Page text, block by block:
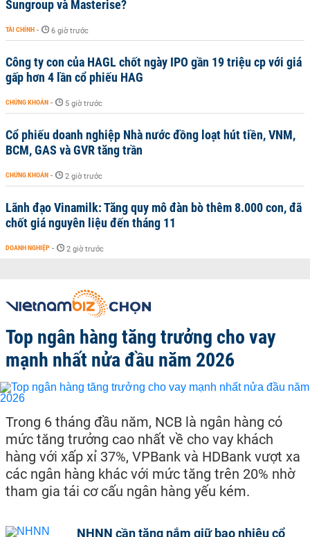
Sungroup và Masterise?
TÀI CHÍNH - 6 giờ trước
Công ty con của HAGL chốt ngày IPO gần 19 triệu cp với giá
gấp hơn 4 lần cổ phiếu HAG
CHỨNG KHOÁN - 5 giờ trước
Cổ phiếu doanh nghiệp Nhà nước đồng loạt hút tiền, VNM,
BCM, GAS và GVR tăng trần
CHỨNG KHOÁN - 2 giờ trước
Lãnh đạo Vinamilk: Tăng quy mô đàn bò thêm 8.000 con, đã
chốt giá nguyên liệu đến tháng 11
DOANH NGHIỆP - 2 giờ trước
Top ngân hàng tăng trưởng cho vay
mạnh nhất nửa đầu năm 2026
Trong 6 tháng đầu năm, NCB là ngân hàng có
mức tăng trưởng cao nhất về cho vay khách
hàng với xấp xỉ 37%, VPBank và HDBank vượt xa
các ngân hàng khác với mức tăng trên 20% nhờ
tham gia tái cơ cấu ngân hàng yếu kém.
NHNN cần tăng nắm giữ bao nhiêu cổ